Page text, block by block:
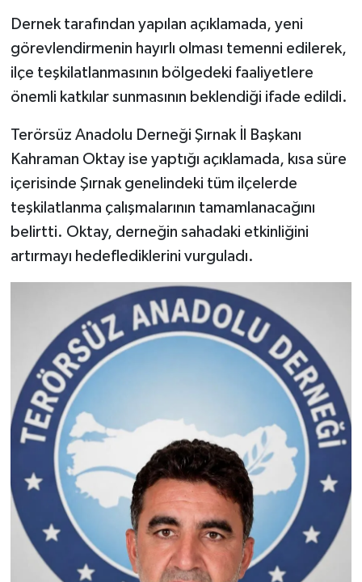
Dernek tarafından yapılan açıklamada, yeni
görevlendirmenin hayırlı olması temenni edilerek,
ilçe teşkilatlanmasının bölgedeki faaliyetlere
önemli katkılar sunmasının beklendiği ifade edildi.
Terörsüz Anadolu Derneği Şırnak İl Başkanı
Kahraman Oktay ise yaptığı açıklamada, kısa süre
içerisinde Şırnak genelindeki tüm ilçelerde
teşkilatlanma çalışmalarının tamamlanacağını
belirtti. Oktay, derneğin sahadaki etkinliğini
artırmayı hedeflediklerini vurguladı.